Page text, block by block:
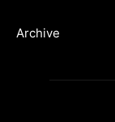
Archive